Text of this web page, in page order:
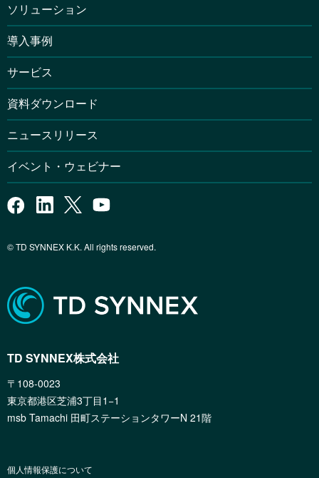
ソリューション
導入事例
サービス
資料ダウンロード
ニュースリリース
イベント・ウェビナー
© TD SYNNEX K.K. All rights reserved.
TD SYNNEX株式会社
〒108-0023
東京都港区芝浦3丁目1−1
msb Tamachi 田町ステーションタワーN 21階
個人情報保護について